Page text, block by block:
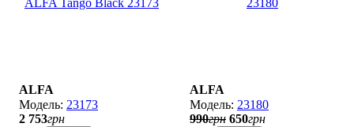
ALFA
23173
2 753грн
ALFA
23180
990грн 650грн